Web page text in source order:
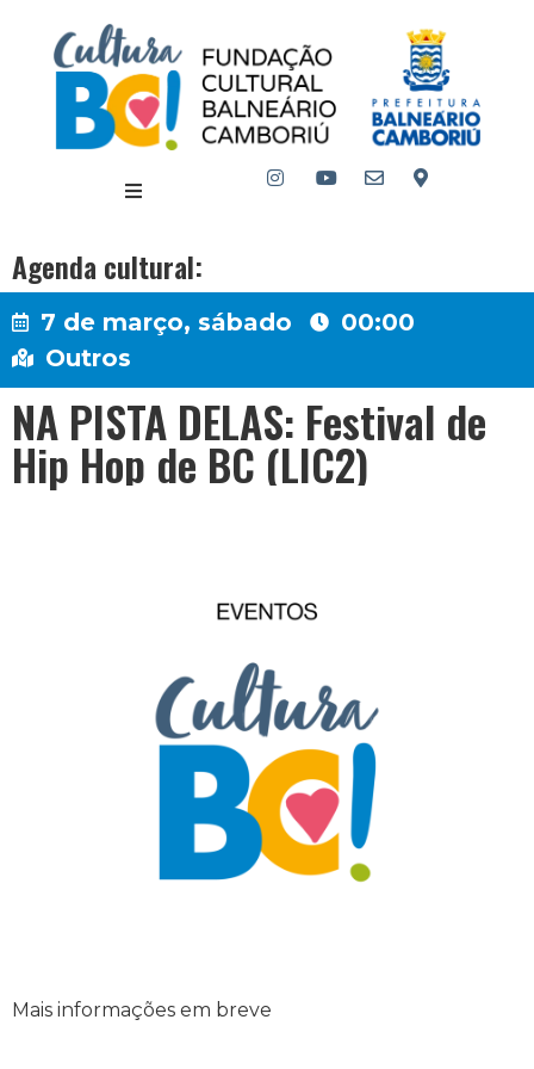
Agenda cultural:
7 de março, sábado
00:00
Outros
NA PISTA DELAS: Festival de
Hip Hop de BC (LIC2)
Mais informações em breve